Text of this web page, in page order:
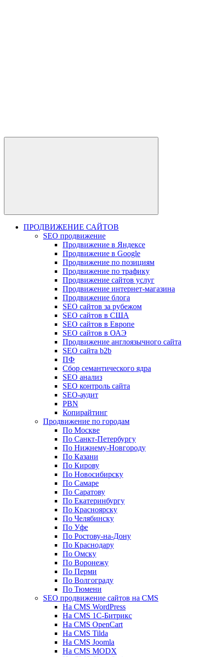
ПРОДВИЖЕНИЕ САЙТОВ
SEO продвижение
Продвижение в Яндексе
Продвижение в Google
Продвижение по позициям
Продвижение по трафику
Продвижение сайтов услуг
Продвижение интернет-магазина
Продвижение блога
SEO сайтов за рубежом
SEO сайтов в США
SEO сайтов в Европе
SEO сайтов в ОАЭ
Продвижение англоязычного сайта
SEO сайта b2b
ПФ
Сбор семантического ядра
SEO анализ
SEO контроль сайта
SEO-аудит
PBN
Копирайтинг
Продвижение по городам
По Москве
По Санкт-Петербургу
По Нижнему-Новгороду
По Казани
По Кирову
По Новосибирску
По Самаре
По Саратову
По Екатеринбургу
По Красноярску
По Челябинску
По Уфе
По Ростову-на-Дону
По Краснодару
По Омску
По Воронежу
По Перми
По Волгограду
По Тюмени
SEO продвижение сайтов на CMS
На CMS WordPress
На CMS 1С-Битрикс
На CMS OpenCart
На CMS Tilda
На CMS Joomla
На CMS MODX